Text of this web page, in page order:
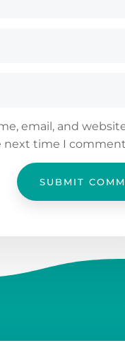
email, and
next time I
SUBMIT